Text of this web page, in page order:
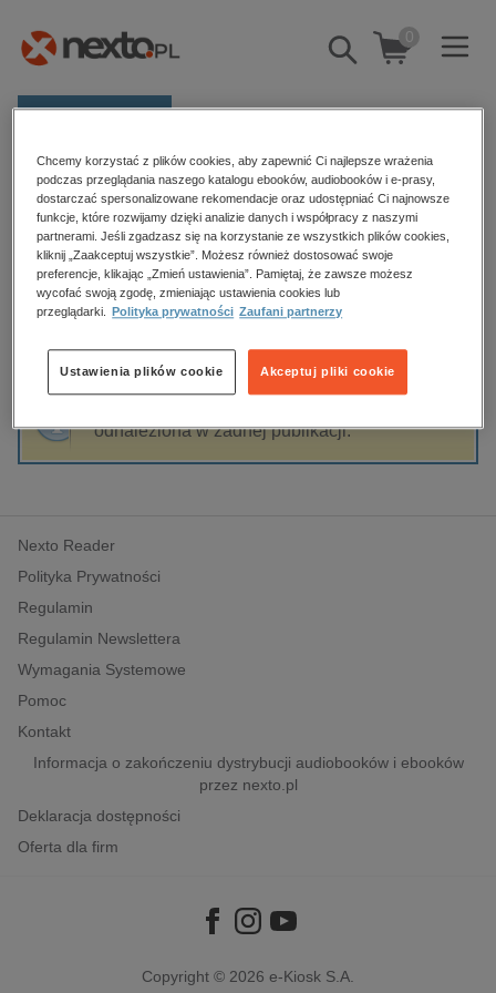
Pokaż/schowaj
wyszukiwarkę
0
Kategorie
Zobacz wszystkie E-prasa
budownictwo, aranżacja wnętrz
biznesowe, branżowe, gospodarka
dzienniki
edukacja
hobby, sport, rozrywka
komputery, internet, technologie, informatyka
polityka, społeczno-informacyjne
psychologiczne
inne
popularno-naukowe
historia
Strona główna Joanna Orłowska
Joanna Orłowska
Sortowanie Filtrowanie
odnaleziona w żadnej publikacji.
Nexto Reader
Polityka Prywatności
Regulamin
Regulamin Newslettera
Wymagania Systemowe
Pomoc
Kontakt
Informacja o zakończeniu dystrybucji audiobooków i ebooków
przez nexto.pl
Deklaracja dostępności
Oferta dla firm
Copyright © 2026 e-Kiosk S.A.
Chcemy korzystać z plików cookies, aby zapewnić Ci najlepsze wrażenia
podczas przeglądania naszego katalogu ebooków, audiobooków i e-prasy,
dostarczać spersonalizowane rekomendacje oraz udostępniać Ci najnowsze
funkcje, które rozwijamy dzięki analizie danych i współpracy z naszymi
partnerami. Jeśli zgadzasz się na korzystanie ze wszystkich plików cookies,
kliknij „Zaakceptuj wszystkie”. Możesz również dostosować swoje
preferencje, klikając „Zmień ustawienia”. Pamiętaj, że zawsze możesz
wycofać swoją zgodę, zmieniając ustawienia cookies lub
przeglądarki.
Polityka prywatności Zaufani partnerzy
Akceptuj pliki cookie
Ustawienia plików cookie